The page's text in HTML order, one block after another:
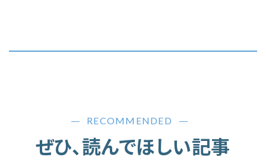
RECOMMENDED
ぜひ、読んでほしい記事